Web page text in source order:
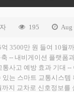
195 Aug
3500만 원 들여 10월
-- 내비게이션 플랫폼
통사고 예방 효과 기대
있는 스마트 교통시스템
까지 교차로 신호정보